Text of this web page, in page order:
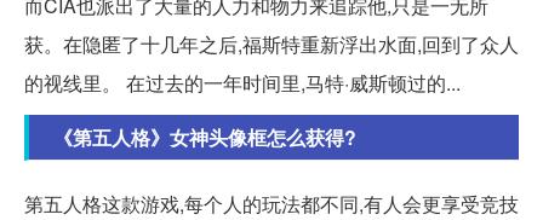
而CIA也派出了大量的人力和物力来追踪他,只是一无所
获。在隐匿了十几年之后,福斯特重新浮出水面,回到了众人
的视线里。 在过去的一年时间里,马特·威斯顿过的...
《第五人格》女神头像框怎么获得?
第五人格这款游戏,每个人的玩法都不同,有人会更享受竞技